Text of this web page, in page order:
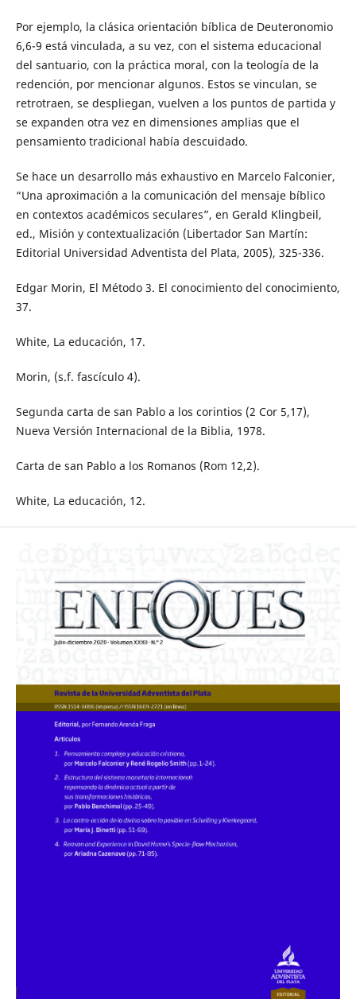
Por ejemplo, la clásica orientación bíblica de Deuteronomio
6,6-9 está vinculada, a su vez, con el sistema educacional
del santuario, con la práctica moral, con la teología de la
redención, por mencionar algunos. Estos se vinculan, se
retrotraen, se despliegan, vuelven a los puntos de partida y
se expanden otra vez en dimensiones amplias que el
pensamiento tradicional había descuidado.
Se hace un desarrollo más exhaustivo en Marcelo Falconier,
“Una aproximación a la comunicación del mensaje bíblico
en contextos académicos seculares”, en Gerald Klingbeil,
ed., Misión y contextualización (Libertador San Martín:
Editorial Universidad Adventista del Plata, 2005), 325-336.
Edgar Morin, El Método 3. El conocimiento del conocimiento,
37.
White, La educación, 17.
Morin, (s.f. fascículo 4).
Segunda carta de san Pablo a los corintios (2 Cor 5,17),
Nueva Versión Internacional de la Biblia, 1978.
Carta de san Pablo a los Romanos (Rom 12,2).
White, La educación, 12.